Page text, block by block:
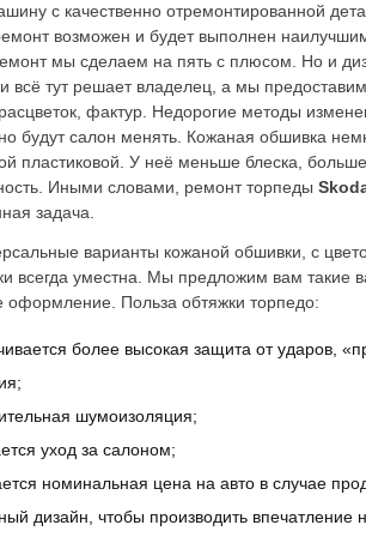
с качественно отремонтированной
возможен и будет выполнен
мы сделаем на пять с плюсом. Но и
всё тут решает владелец, а мы
фактур. Недорогие методы
будут салон менять. Кожаная обшивка
пластиковой. У неё меньше блеска,
Иными словами, ремонт торпеды
задача.
варианты кожаной обшивки, с
всегда уместна. Мы предложим вам такие
оформление. Польза обтяжки торпедо:
более высокая защита от ударов,
шумоизоляция;
уход за салоном;
номинальная цена на авто в случае
дизайн, чтобы производить впечатление